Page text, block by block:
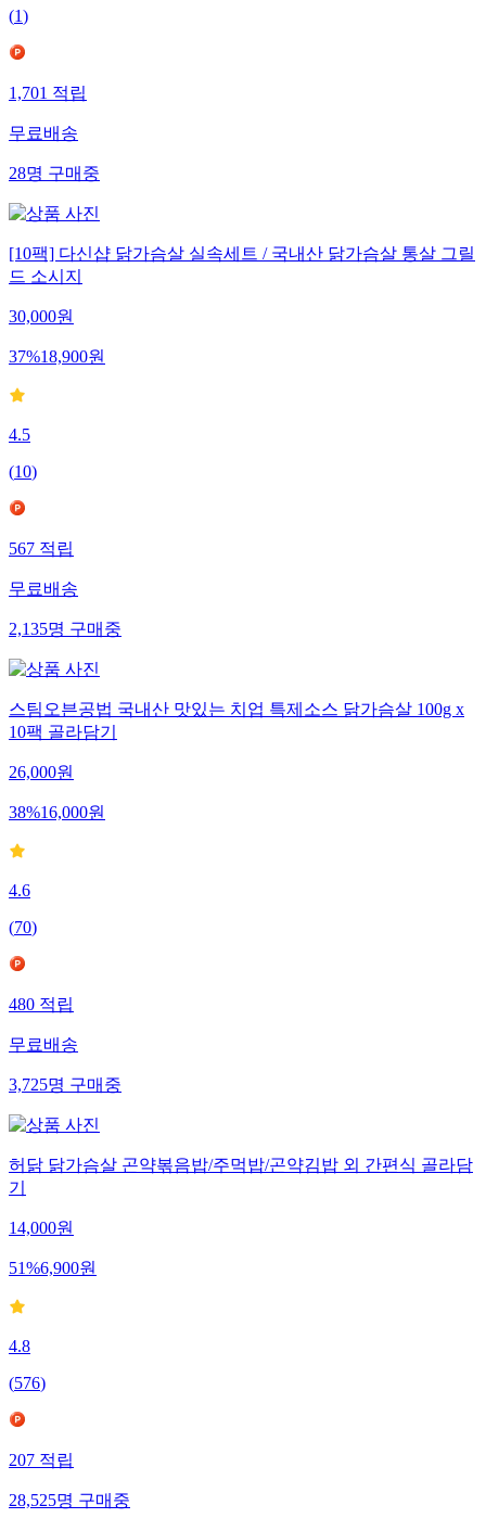
(1)
1,701적립
무료배송
28명구매중
[10팩] 다신샵 닭가슴살 실속세트 / 국내산 닭가슴살 통살 그릴
드 소시지
30,000원
37%18,900원
4.5
(10)
567적립
무료배송
2,135명구매중
스팀오븐공법 국내산 맛있는 치업 특제소스 닭가슴살 100g x
10팩 골라담기
26,000원
38%16,000원
4.6
(70)
480적립
무료배송
3,725명구매중
허닭 닭가슴살 곤약볶음밥/주먹밥/곤약김밥 외 간편식 골라담
기
14,000원
51%6,900원
4.8
(576)
207적립
28,525명구매중